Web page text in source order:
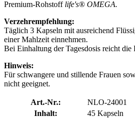
Premium-Rohstofflife's® OMEGA.
Verzehrempfehlung:
Täglich 3 Kapseln mit ausreichend
einer Mahlzeit einnehmen.
Bei Einhaltung der Tagesdosis reicht die
Hinweis:
Für schwangere und stillende Frauen
nicht geeignet.
Art.-Nr.:
NLO-24001
Inhalt:
45 Kapseln